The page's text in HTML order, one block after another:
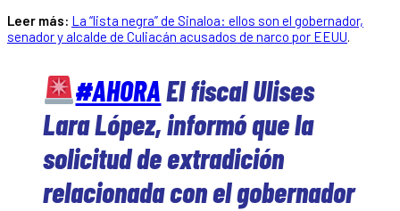
Leer más: La “lista negra” de Sinaloa: ellos son el gobernador,
senador y alcalde de Culiacán acusados de narco por EEUU.
#AHORAEl fiscal Ulises
Lara López, informó que la
solicitud de extradición
relacionada con el gobernador